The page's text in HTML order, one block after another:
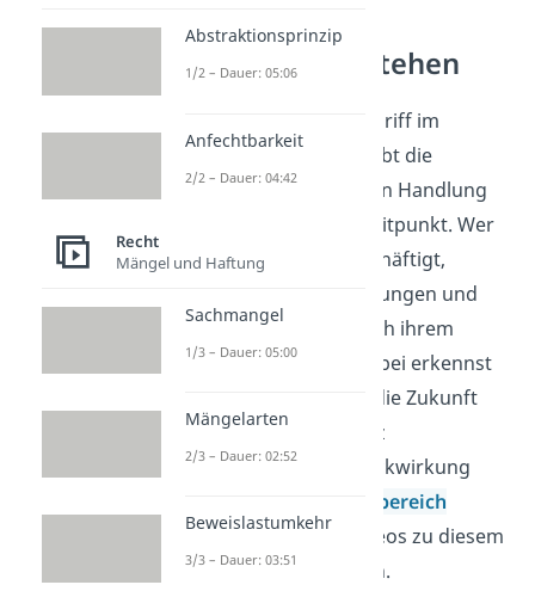
Privatrecht verstehen
Ex nunc ist ein Grundbegriff im
Privatrecht und beschreibt die
Wirkung einer rechtlichen Handlung
ab einem bestimmten Zeitpunkt. Wer
sich mit Privatrecht beschäftigt,
ordnet Verträge, Kündigungen und
andere Rechtsfolgen nach ihrem
zeitlichen Beginn ein. Dabei erkennst
du, wann etwas nur für die Zukunft
gilt und wann das Gesetz
ausnahmsweise eine Rückwirkung
Wirtschaftsbereich
findest du passende Videos zu diesem
und verwandten Themen.
Abstraktionsprinzip
1/2 – Dauer: 05:06
Anfechtbarkeit
2/2 – Dauer: 04:42
Recht
Mängel und Haftung
Sachmangel
1/3 – Dauer: 05:00
Mängelarten
2/3 – Dauer: 02:52
Beweislastumkehr
3/3 – Dauer: 03:51